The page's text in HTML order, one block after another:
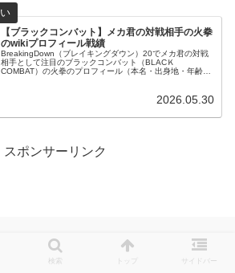
【ブラックコンバット】メカ君の対戦相手の火拳
のwikiプロフィール戦績
BreakingDown（ブレイキングダウン）20でメカ君の対戦
相手として注目のブラックコンバット（BLACＫ
COMBAT）の火拳のプロフィール（本名・出身地・年齢・
2026.05.30
スポンサーリンク
検索 トップ サイドバー